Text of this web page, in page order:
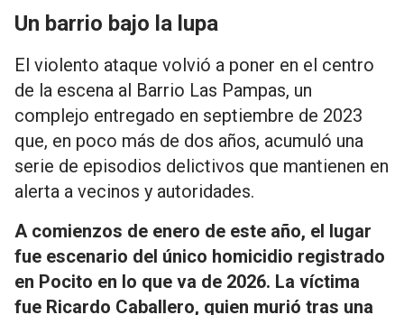
Un barrio bajo la lupa
El violento ataque volvió a poner en el centro
de la escena al Barrio Las Pampas, un
complejo entregado en septiembre de 2023
que, en poco más de dos años, acumuló una
serie de episodios delictivos que mantienen en
alerta a vecinos y autoridades.
A comienzos de enero de este año, el lugar
fue escenario del único homicidio registrado
en Pocito en lo que va de 2026. La víctima
fue Ricardo Caballero, quien murió tras una